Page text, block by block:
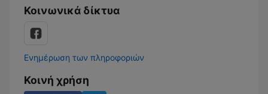
Κοινωνικά δίκτυα
Ενημέρωση των πληροφοριών
Κοινή χρήση